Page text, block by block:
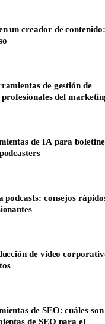
un creador de contenido:
de gestión de
profesionales del
de IA para
podcasts: consejos
de vídeo
de SEO: cuáles son